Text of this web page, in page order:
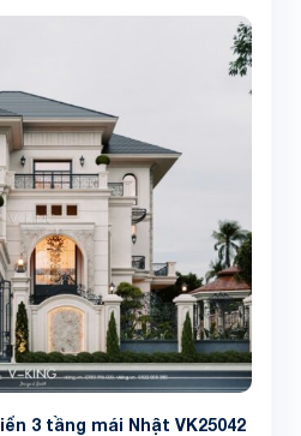
3 tầng mái Nhật VK25042